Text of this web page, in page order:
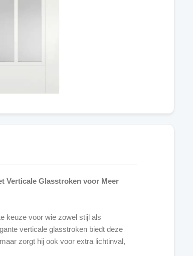
Verticale Glasstroken voor Meer
keuze voor wie zowel stijl als
verticale glasstroken biedt deze
zorgt hij ook voor extra lichtinval,